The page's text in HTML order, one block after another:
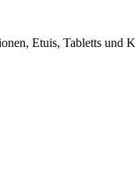
Etuis, Tabletts und